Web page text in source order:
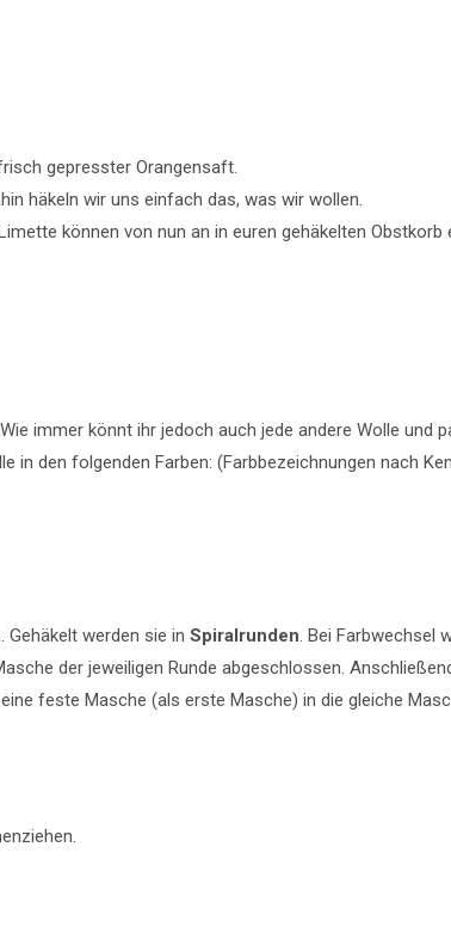
gepresster Orangensaft.
häkeln wir uns einfach das, was wir wollen.
können von nun an in euren gehäkelten Obstkorb
immer könnt ihr jedoch auch jede andere Wolle und
in den folgenden Farben: (Farbbezeichnungen nach
Gehäkelt werden sie in Spiralrunden. Bei Farbwechsel
der jeweiligen Runde abgeschlossen.
feste Masche (als erste Masche) in die gleiche